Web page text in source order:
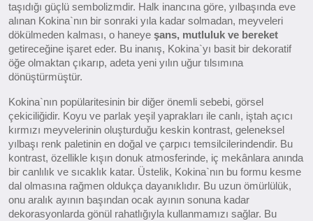
taşıdığı güçlü sembolizmdir. Halk inancına göre, yılbaşında eve
alınan Kokina`nın bir sonraki yıla kadar solmadan, meyveleri
dökülmeden kalması, o haneye şans, mutluluk ve bereket
getireceğine işaret eder. Bu inanış, Kokina`yı basit bir dekoratif
öğe olmaktan çıkarıp, adeta yeni yılın uğur tılsımına
dönüştürmüştür.
Kokina`nın popülaritesinin bir diğer önemli sebebi, görsel
çekiciliğidir. Koyu ve parlak yeşil yaprakları ile canlı, iştah açıcı
kırmızı meyvelerinin oluşturduğu keskin kontrast, geleneksel
yılbaşı renk paletinin en doğal ve çarpıcı temsilcilerindendir. Bu
kontrast, özellikle kışın donuk atmosferinde, iç mekânlara anında
bir canlılık ve sıcaklık katar. Üstelik, Kokina`nın bu formu kesme
dal olmasına rağmen oldukça dayanıklıdır. Bu uzun ömürlülük,
onu aralık ayının başından ocak ayının sonuna kadar
dekorasyonlarda gönül rahatlığıyla kullanmamızı sağlar. Bu